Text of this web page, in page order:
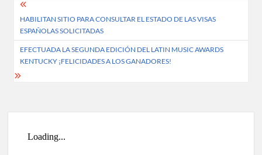
Post
navigation
HABILITAN SITIO PARA CONSULTAR EL ESTADO DE LAS VISAS
ESPAÑOLAS SOLICITADAS
EFECTUADA LA SEGUNDA EDICIÓN DEL LATIN MUSIC AWARDS
KENTUCKY ¡FELICIDADES A LOS GANADORES!